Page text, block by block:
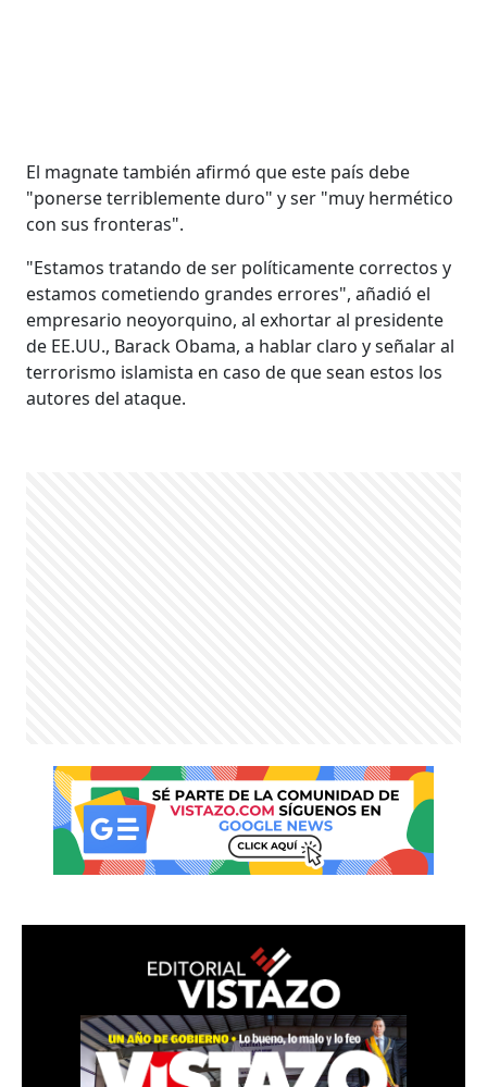
El magnate también afirmó que este país debe
"ponerse terriblemente duro" y ser "muy hermético
con sus fronteras".
"Estamos tratando de ser políticamente correctos y
estamos cometiendo grandes errores", añadió el
empresario neoyorquino, al exhortar al presidente
de EE.UU., Barack Obama, a hablar claro y señalar al
terrorismo islamista en caso de que sean estos los
autores del ataque.